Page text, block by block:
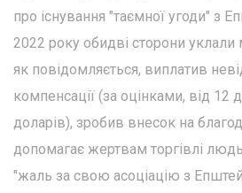
про існування "таємної угоди" з
2022 року обидві сторони
як повідомляється, виплатив
компенсації (за оцінками, від 12
доларів), зробив внесок на
допомагає жертвам торгівлі
"жаль за свою асоціацію з